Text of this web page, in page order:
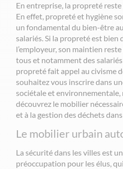
En entreprise, la propreté reste
En effet, propreté et hygiène
un fondamental du bien-être
salariés. Si la propreté est bien
l’employeur, son maintien
tous et notamment des
propreté fait appel au civisme
souhaitez vous inscrire dans
sociétale et environnementale,
découvrez le mobilier
et à la gestion des déchets
Le mobilier urbain
La sécurité dans les villes est
préoccupation pour les élus,